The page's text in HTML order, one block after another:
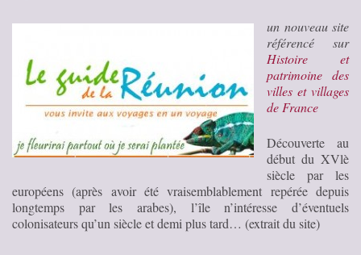
un nouveau site
référencé sur
Histoire et
patrimoine des
villes et villages
de France
Découverte au
début du XVlè
siècle par les
européens (après avoir été vraisemblablement repérée depuis
longtemps par les arabes), l’île n’intéresse d’éventuels
colonisateurs qu’un siècle et demi plus tard… (extrait du site)